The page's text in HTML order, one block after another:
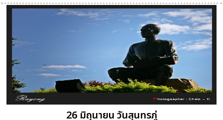
26 มิถุนายน วันสุนทรภู่